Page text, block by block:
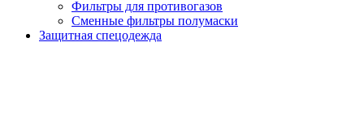
Фильтры для противогазов
Сменные фильтры полумаски
Защитная спецодежда